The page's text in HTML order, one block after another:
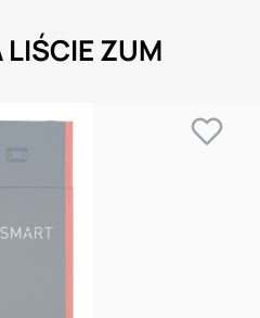
LIŚCIE ZUM